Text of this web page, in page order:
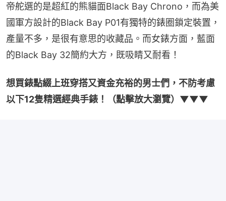
帝舵選的是超紅的熊貓面Black Bay Chrono，而為美
國軍方設計的Black Bay P01有獨特的錶圈鎖定裝置，
產量不多，是很有意思的收藏品。而女錶方面，藍面
的Black Bay 32簡約大方，既吸睛又耐看！
想買錶點綴上班穿搭又資金充裕的男士們，不防考慮
以下12隻精選經典手錶！（點擊放大瀏覽）▼▼▼